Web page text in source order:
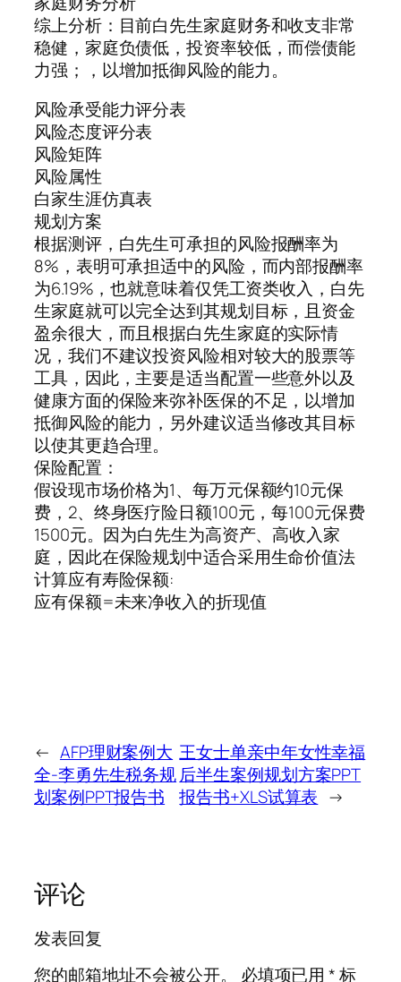
综上分析：目前白先生家庭财务和收支非常
稳健，家庭负债低，投资率较低，而偿债能
力强；，以增加抵御风险的能力。
风险承受能力评分表
风险态度评分表
风险矩阵
风险属性
白家生涯仿真表
规划方案
根据测评，白先生可承担的风险报酬率为
8%，表明可承担适中的风险，而内部报酬率
为6.19%，也就意味着仅凭工资类收入，白先
生家庭就可以完全达到其规划目标，且资金
盈余很大，而且根据白先生家庭的实际情
况，我们不建议投资风险相对较大的股票等
工具，因此，主要是适当配置一些意外以及
健康方面的保险来弥补医保的不足，以增加
抵御风险的能力，另外建议适当修改其目标
以使其更趋合理。
保险配置：
假设现市场价格为1、每万元保额约10元保
费，2、终身医疗险日额100元，每100元保费
1500元。因为白先生为高资产、高收入家
庭，因此在保险规划中适合采用生命价值法
计算应有寿险保额:
应有保额=未来净收入的折现值
← AFP理财案例大
全-李勇先生税务规
划案例PPT报告书
王女士单亲中年女性幸福
后半生案例规划方案PPT
报告书+XLS试算表 →
评论
发表回复
您的邮箱地址不会被公开。
必填项已用*标